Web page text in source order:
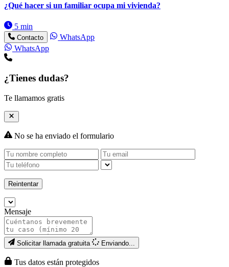
¿Qué hacer si un familiar ocupa mi vivienda?
5 min
Contacto
WhatsApp
WhatsApp
¿Tienes dudas?
Te llamamos gratis
No se ha enviado el formulario
Reintentar
Mensaje
Solicitar llamada gratuita Enviando...
Tus datos están protegidos